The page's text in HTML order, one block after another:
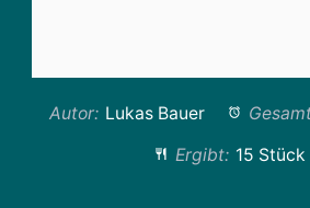
Autor: Lukas Bauer
Ergibt: 15 Stück